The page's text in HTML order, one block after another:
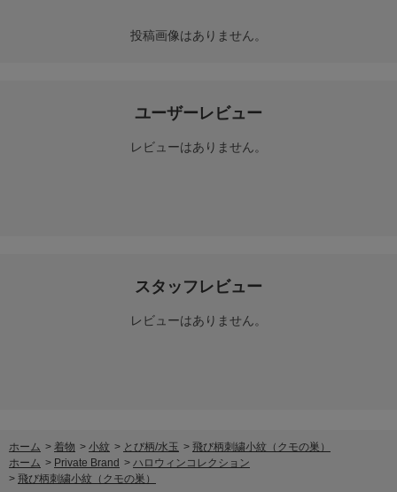
投稿画像はありません。
ユーザーレビュー
レビューはありません。
スタッフレビュー
レビューはありません。
ホーム > 着物 > 小紋 > とび柄/水玉 > 飛び柄刺繍小紋（クモの巣）
ホーム > Private Brand > ハロウィンコレクション
> 飛び柄刺繍小紋（クモの巣）